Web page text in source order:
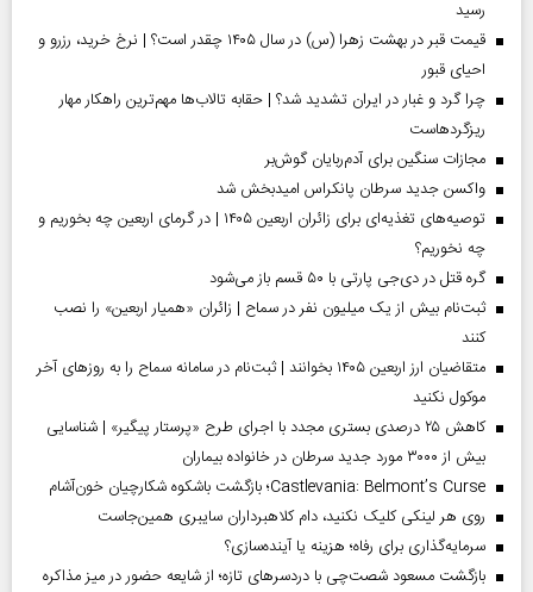
رسید
قیمت قبر در بهشت زهرا (س) در سال ۱۴۰۵ چقدر است؟ | نرخ خرید، رزرو و
احیای قبور
چرا گرد و غبار در ایران تشدید شد؟ | حقابه تالاب‌ها مهم‌ترین راهکار مهار
ریزگردهاست
مجازات سنگین برای آدم‌ربایان گوش‌بر
واکسن جدید سرطان پانکراس امیدبخش شد
توصیه‌های تغذیه‌ای برای زائران اربعین ۱۴۰۵ | در گرمای اربعین چه بخوریم و
چه نخوریم؟
گره قتل در دی‌جی پارتی با ۵۰ قسم باز می‌شود
ثبت‌نام بیش از یک میلیون نفر در سماح | زائران «همیار اربعین» را نصب
کنند
متقاضیان ارز اربعین ۱۴۰۵ بخوانند | ثبت‌نام در سامانه سماح را به روز‌های آخر
موکول نکنید
کاهش ۲۵ درصدی بستری مجدد با اجرای طرح «پرستار پیگیر» | شناسایی
بیش از ۳۰۰۰ مورد جدید سرطان در خانواده بیماران
Castlevania: Belmont’s Curse؛ بازگشت باشکوه شکارچیان خون‌آشام
روی هر لینکی کلیک نکنید، دام کلاهبرداران سایبری همین‌جاست
سرمایه‌گذاری برای رفاه؛ هزینه یا آینده‌سازی؟
بازگشت مسعود شصت‌چی با دردسر‌های تازه؛ از شایعه حضور در میز مذاکره